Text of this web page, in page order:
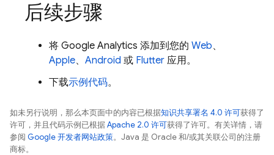
后续步骤
将 Google Analytics 添加到您的 Web、
Apple、 Android 或 Flutter 应用。
下载示例代码。
如未另行说明，那么本页面中的内容已根据知识共享署名 4.0 许可获得了
许可，并且代码示例已根据Apache 2.0 许可获得了许可。有关详情，请
参阅 Google 开发者网站政策。Java 是 Oracle 和/或其关联公司的注册
商标。